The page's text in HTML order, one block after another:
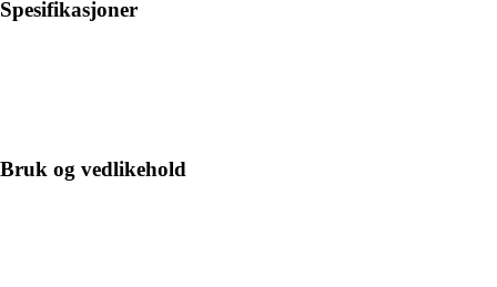
Spesifikasjoner
Bruk og vedlikehold